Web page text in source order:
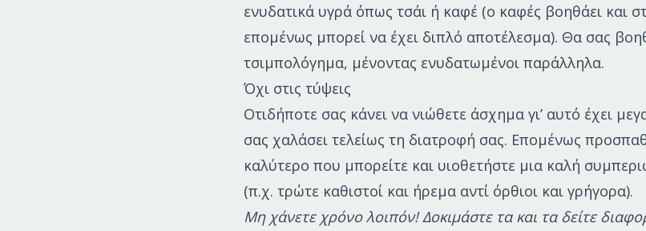
ενυδατικά υγρά όπως τσάι ή καφέ (ο καφές βοηθάει και
επομένως μπορεί να έχει διπλό αποτέλεσμα). Θα σας
τσιμπολόγημα, μένοντας ενυδατωμένοι παράλληλα.
Όχι στις τύψεις
Οτιδήποτε σας κάνει να νιώθετε άσχημα γι’ αυτό έχει
σας χαλάσει τελείως τη διατροφή σας. Επομένως
καλύτερο που μπορείτε και υιοθετήστε μια καλή
(π.χ. τρώτε καθιστοί και ήρεμα αντί όρθιοι και γρήγορα).
Μη χάνετε χρόνο λοιπόν! Δοκιμάστε τα και τα δείτε